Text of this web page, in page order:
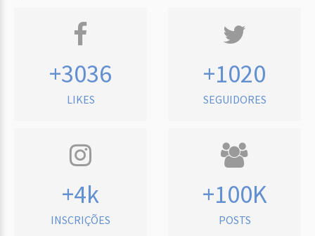
+3036
LIKES
+1020
SEGUIDORES
+4k
INSCRIÇÕES
+100K
POSTS